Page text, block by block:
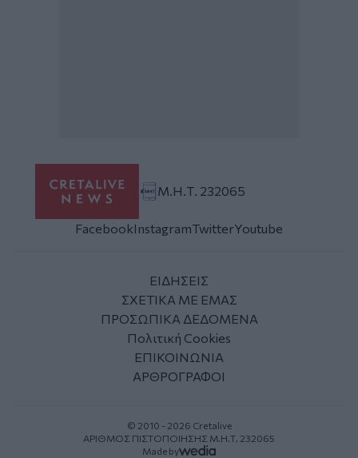
Μ.Η.Τ. 232065
FacebookInstagramTwitterYoutube
ΕΙΔΗΣΕΙΣ
ΣΧΕΤΙΚΑ ΜΕ ΕΜΑΣ
ΠΡΟΣΩΠΙΚΑ ΔΕΔΟΜΕΝΑ
Πολιτική Cookies
ΕΠΙΚΟΙΝΩΝΙΑ
ΑΡΘΡΟΓΡΑΦΟΙ
© 2010 - 2026 Cretalive
ΑΡΙΘΜΟΣ ΠΙΣΤΟΠΟΙΗΣΗΣ Μ.Η.Τ. 232065
Made by